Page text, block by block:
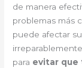
de manera
problemas más
puede afectar
para evitar que